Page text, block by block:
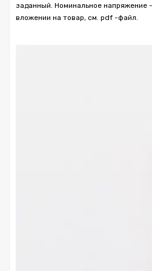
заданный. Номинальное напряжение
вложении на товар, см. pdf -файл.